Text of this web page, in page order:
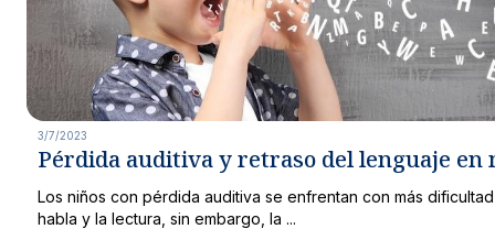
3/7/2023
Pérdida auditiva y retraso del lenguaje en
Los niños con pérdida auditiva se enfrentan con más
habla y la lectura, sin embargo, la ...